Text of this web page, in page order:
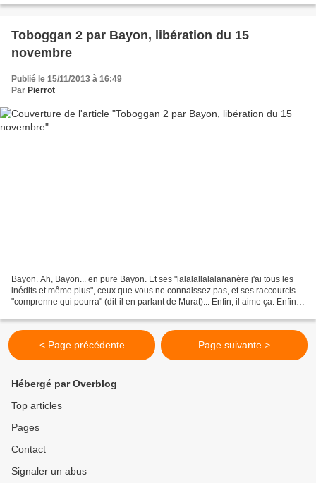
Toboggan 2 par Bayon, libération du 15
novembre
Publié le 15/11/2013 à 16:49
Par Pierrot
Bayon. Ah, Bayon... en pure Bayon. Et ses "lalalallalalananère j'ai tous les
inédits et même plus", ceux que vous ne connaissez pas, et ses raccourcis
"comprenne qui pourra" (dit-il en parlant de Murat)... Enfin, il aime ça. Enfin,
< Page précédente Page suivante >
Hébergé par Overblog
Top articles
Pages
Contact
Signaler un abus